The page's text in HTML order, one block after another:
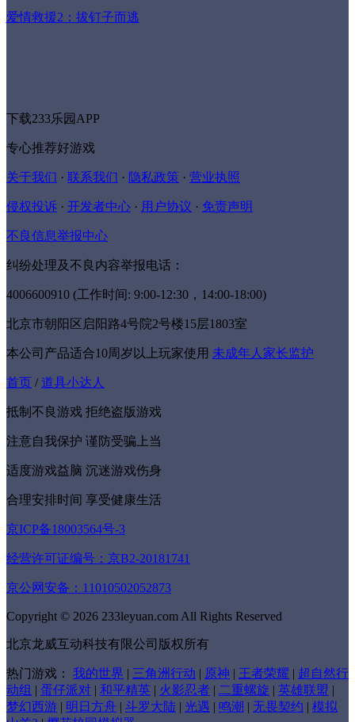
爱情救援2：拔钉子而逃
下载233乐园APP
专心推荐好游戏
关于我们 · 联系我们 · 隐私政策 · 营业执照
侵权投诉 · 开发者中心 · 用户协议 · 免责声明
不良信息举报中心
纠纷处理及不良内容举报电话：
4006600910 (工作时间: 9:00-12:30，14:00-18:00)
北京市朝阳区启阳路4号院2号楼15层1803室
本公司产品适合10周岁以上玩家使用 未成年人家长监护
首页 /道具小达人
抵制不良游戏 拒绝盗版游戏
注意自我保护 谨防受骗上当
适度游戏益脑 沉迷游戏伤身
合理安排时间 享受健康生活
京ICP备18003564号-3
经营许可证编号：京B2-20181741
京公网安备：11010502052873
Copyright © 2026 233leyuan.com All Rights Reserved
北京龙威互动科技有限公司版权所有
热门游戏： 我的世界 | 三角洲行动 | 原神 | 王者荣耀 | 超自然行
动组 | 蛋仔派对 | 和平精英 | 火影忍者 | 二重螺旋 | 英雄联盟 |
梦幻西游 | 明日方舟 | 斗罗大陆 | 光遇 | 鸣潮 | 无畏契约 | 模拟